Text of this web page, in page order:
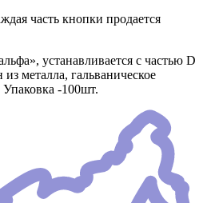
часть кнопки продается
устанавливается с частью D
металла, гальваническое
-100шт.